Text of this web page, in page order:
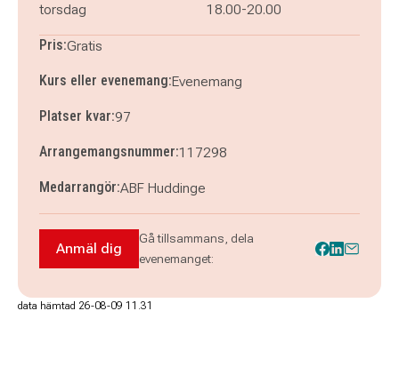
torsdag 18.00-20.00
Pris:Gratis
Kurs eller evenemang:Evenemang
Platser kvar:97
Arrangemangsnummer:117298
Medarrangör:ABF Huddinge
Anmäl dig till Välkommen till ett inspirerande
Anmäl dig
Gå tillsammans, dela
evenemanget:
data hämtad 26-08-09 11.31